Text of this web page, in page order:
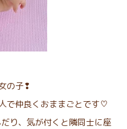
の子❢
で仲良くおままごとです♡
り、気が付くと隣同士に座